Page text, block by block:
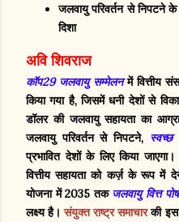
जलवायु परिवर्तन से निपटने
दिशा
अवि शिवराज
कॉप29 जलवायु सम्मेलनमें वित्तीय
किया गया है, जिसमें धनी देशों से
डॉलर की जलवायु सहायता का
जलवायु परिवर्तन से निपटने, स्वच्छ
प्रभावित देशों के लिए किया
वित्तीय सहायता को कर्ज़ के रूप में
योजना में 2035 तकजलवायु वित्त
लक्ष्य है।संयुक्त राष्ट्र समाचारकी इस